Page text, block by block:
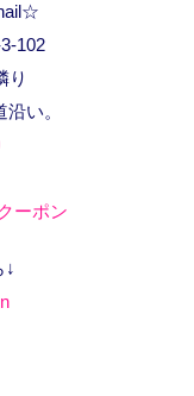
102
り
い。
ーポン
↓